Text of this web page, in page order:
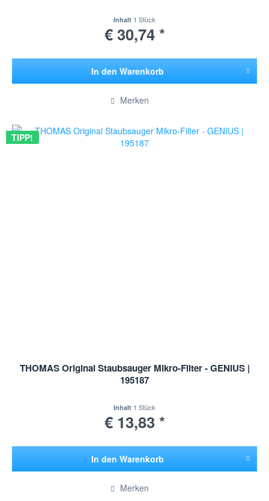
Inhalt 1 Stück
€ 30,74 *
In den Warenkorb
Merken
TIPP!
THOMAS Original Staubsauger Mikro-Filter - GENIUS |
195187
Inhalt 1 Stück
€ 13,83 *
In den Warenkorb
Merken